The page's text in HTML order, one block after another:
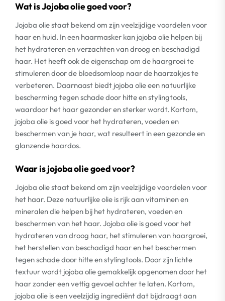
Wat is Jojoba olie goed voor?
Jojoba olie staat bekend om zijn veelzijdige voordelen voor
haar en huid. In een haarmasker kan jojoba olie helpen bij
het hydrateren en verzachten van droog en beschadigd
haar. Het heeft ook de eigenschap om de haargroei te
stimuleren door de bloedsomloop naar de haarzakjes te
verbeteren. Daarnaast biedt jojoba olie een natuurlijke
bescherming tegen schade door hitte en stylingtools,
waardoor het haar gezonder en sterker wordt. Kortom,
jojoba olie is goed voor het hydrateren, voeden en
beschermen van je haar, wat resulteert in een gezonde en
glanzende haardos.
Waar is jojoba olie goed voor?
Jojoba olie staat bekend om zijn veelzijdige voordelen voor
het haar. Deze natuurlijke olie is rijk aan vitaminen en
mineralen die helpen bij het hydrateren, voeden en
beschermen van het haar. Jojoba olie is goed voor het
hydrateren van droog haar, het stimuleren van haargroei,
het herstellen van beschadigd haar en het beschermen
tegen schade door hitte en stylingtools. Door zijn lichte
textuur wordt jojoba olie gemakkelijk opgenomen door het
haar zonder een vettig gevoel achter te laten. Kortom,
jojoba olie is een veelzijdig ingrediënt dat bijdraagt aan